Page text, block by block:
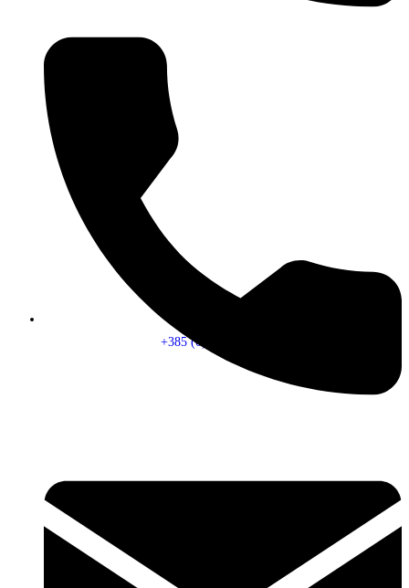
+385 (0) 1 - 5565 - 188